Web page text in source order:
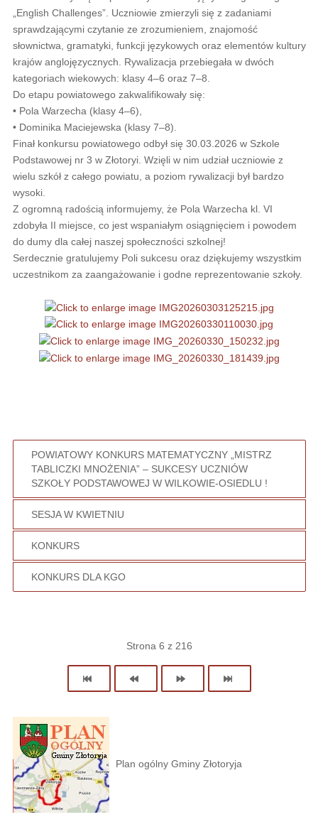
„English Challenges”. Uczniowie zmierzyli się z zadaniami
sprawdzającymi czytanie ze zrozumieniem, znajomość
słownictwa, gramatyki, funkcji językowych oraz elementów kultury
krajów anglojęzycznych. Rywalizacja przebiegała w dwóch
kategoriach wiekowych: klasy 4–6 oraz 7–8.
Do etapu powiatowego zakwalifikowały się:
• Pola Warzecha (klasy 4–6),
• Dominika Maciejewska (klasy 7–8).
Finał konkursu powiatowego odbył się 30.03.2026 w Szkole
Podstawowej nr 3 w Złotoryi. Wzięli w nim udział uczniowie z
wielu szkół z całego powiatu, a poziom rywalizacji był bardzo
wysoki.
Z ogromną radością informujemy, że Pola Warzecha kl. VI
zdobyła II miejsce, co jest wspaniałym osiągnięciem i powodem
do dumy dla całej naszej społeczności szkolnej!
Serdecznie gratulujemy Poli sukcesu oraz dziękujemy wszystkim
uczestnikom za zaangażowanie i godne reprezentowanie szkoły.
POWIATOWY KONKURS MATEMATYCZNY „MISTRZ
TABLICZKI MNOŻENIA” – SUKCESY UCZNIÓW
SZKOŁY PODSTAWOWEJ W WILKOWIE-OSIEDLU !
SESJA W KWIETNIU
KONKURS
KONKURS DLA KGO
Strona 6 z 216
Plan ogólny Gminy Złotoryja